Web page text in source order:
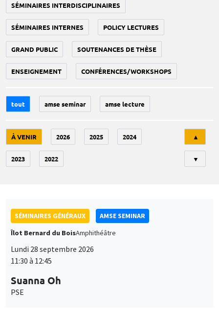
SÉMINAIRES INTERDISCIPLINAIRES
SÉMINAIRES INTERNES POLICY LECTURES
GRAND PUBLIC SOUTENANCES DE THÈSE
ENSEIGNEMENT CONFÉRENCES/WORKSHOPS
tout amse seminar amse lecture
À VENIR 2026 2025 2024
2023 2022
▲
▼
SÉMINAIRES GÉNÉRAUX
AMSE SEMINAR
Îlot Bernard du BoisAmphithéâtre
Lundi 28 septembre 2026
11:30 à 12:45
Suanna Oh
PSE